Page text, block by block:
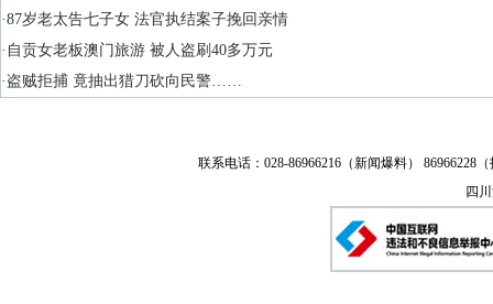
·87岁老太告七子女 法官执结案子挽回亲情
·自贡女老板澳门旅游 被人盗刷40多万元
·盗贼拒捕 竟抽出猎刀砍向民警……
联系电话：028-86966216（新闻爆料） 86966228
四